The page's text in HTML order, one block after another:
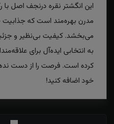
این انگشتر نقره درنجف اصل
مدرن بهره‌مند است که
می‌بخشد. کیفیت بی‌نظیر و
به انتخابی ایده‌آل برای
کرده است. فرصت را از دست
خود اضافه کنید!